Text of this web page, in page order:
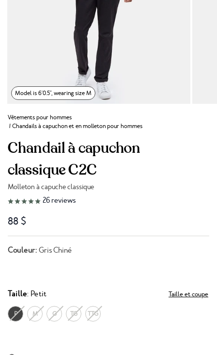
Model is 6'0.5", wearing size M
Vêtements pour hommes
/Chandails à capuchon et en molleton pour hommes
Chandail à capuchon
classique C2C
Molleton à capuche classique
Lien vers les avis
26 reviews
88 $
Couleur: Gris Chiné
Taille: Petit Taille et coupe
P M G TG TTG